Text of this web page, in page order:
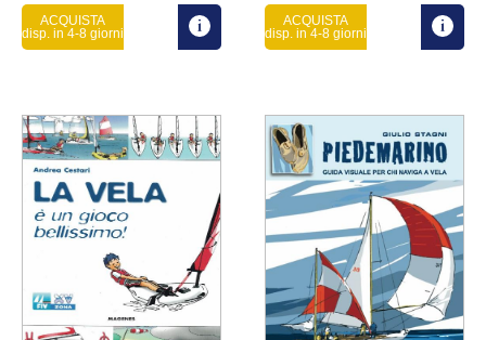
ACQUISTA
disp. in 4-8 giorni
ACQUISTA
disp. in 4-8 giorni